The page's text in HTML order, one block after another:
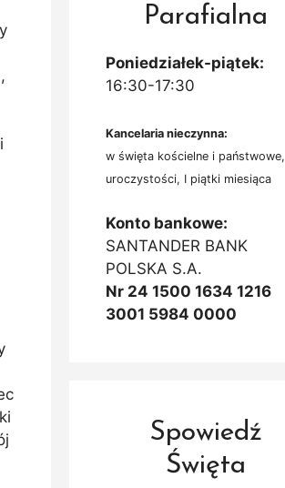
Parafialna
Poniedziałek-piątek:
16:30-17:30
Kancelaria nieczynna:
w święta kościelne i państwowe,
uroczystości, I piątki miesiąca
Konto bankowe:
SANTANDER BANK
POLSKA S.A.
Nr 24 1500 1634 1216
3001 5984 0000
Spowiedź
Święta